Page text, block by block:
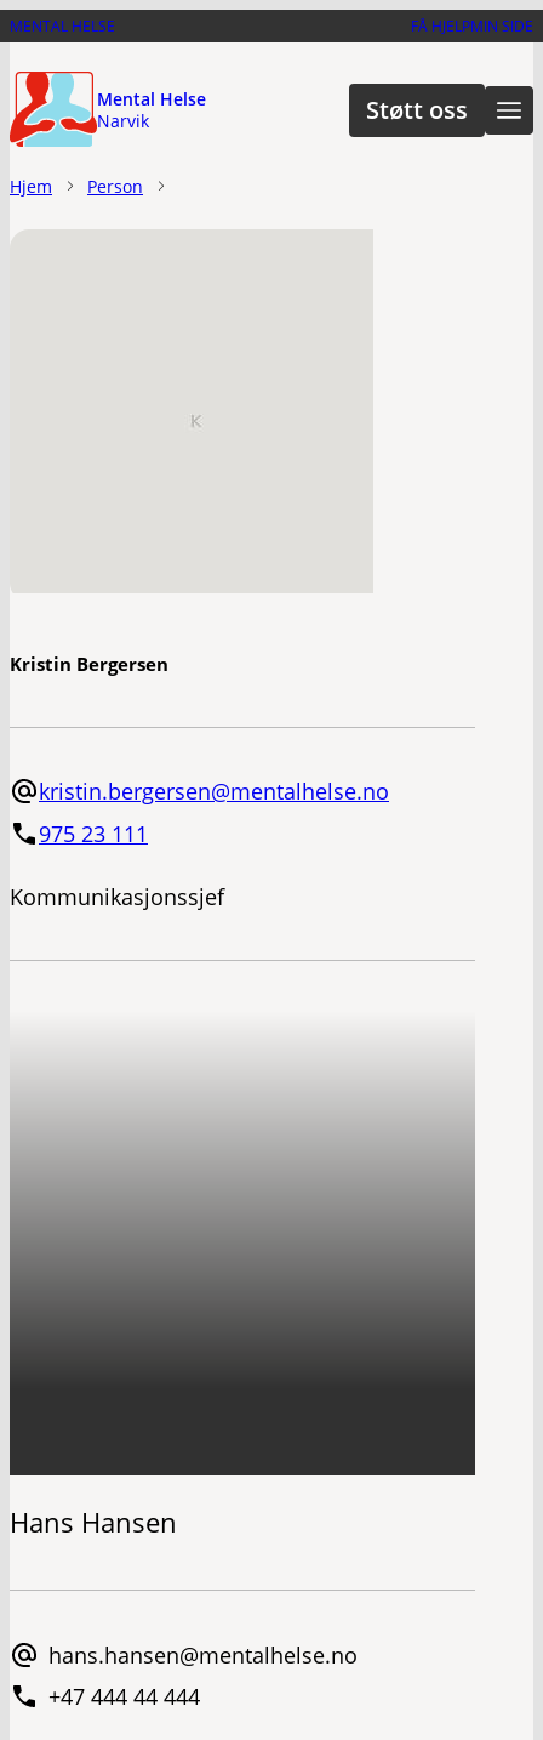
Hopp
hovedinnhold
MENTAL HELSE FÅ HJELPMIN SIDE
Mental Helse
Narvik
Støtt oss
Hjem Person
Kristin Bergersen
kristin.bergersen@mentalhelse.no
975 23 111
Kommunikasjonssjef
Hans Hansen
hans.hansen@mentalhelse.no
+47 444 44 444